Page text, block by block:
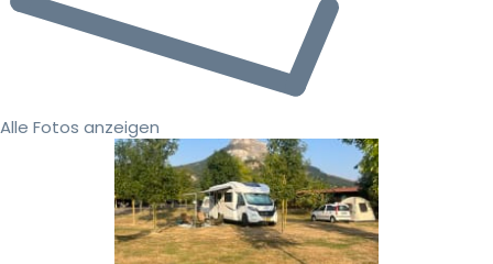
Alle Fotos anzeigen